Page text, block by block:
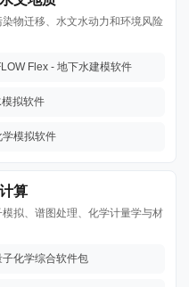
物迁移、水文水动力和环境风险
Flex - 地下水建模软件
拟软件
学模拟软件
算
拟、谱图处理、化学计量学与材
化学综合软件包